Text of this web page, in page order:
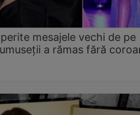
mesajele vechi de pe
a rămas fără